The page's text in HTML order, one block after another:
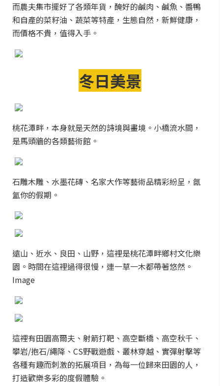
而農夫集市擺好了各類年貨，醃好的鹹肉、鹹魚、醬鴨
和自產的菜籽油、蔬菜等特產，生態自然，新鮮健康，
而價格不貴，值得入手。
冬日美景
桃花潭畔，本身就是天然的詩境與畫境。小橋流水間，
是馬頭牆的各類藝術館。
石雕木雕、水墨花磚、名家大作等藝術品精彩紛呈，氤
氳你的假期。
遠山、近水、良田、山野，這裡是桃花潭畔鄉村文化樂
園。時間在這裡過得很慢，連一草一木都帶著悠然。
Image
這裡有田園高爾夫、射箭打靶、高空斷橋、高空秋千、
攀岩/抱石/繩降、CS野戰遊戲、叢林穿越、實彈射擊等
各種有趣而刺激的拓展項目，為每一位歸來田園的人，
打造歡樂多彩的度假體驗。